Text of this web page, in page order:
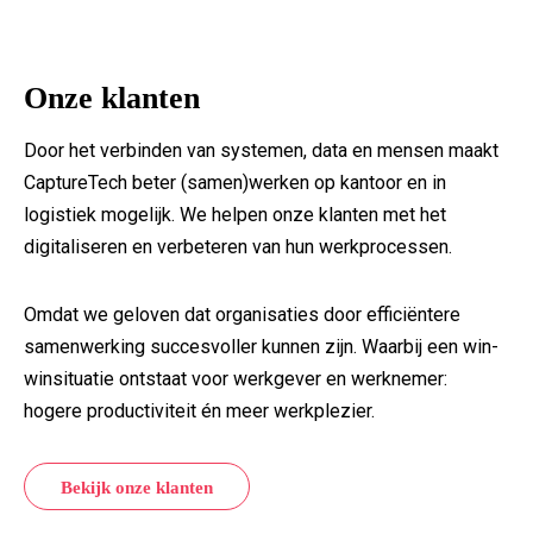
Onze klanten
Door het verbinden van systemen, data en mensen maakt
CaptureTech beter (samen)werken op kantoor en in
logistiek mogelijk. We helpen onze klanten met het
digitaliseren en verbeteren van hun werkprocessen.
Omdat we geloven dat organisaties door efficiëntere
samenwerking succesvoller kunnen zijn. Waarbij een win-
winsituatie ontstaat voor werkgever en werknemer:
hogere productiviteit én meer werkplezier.
Bekijk onze klanten